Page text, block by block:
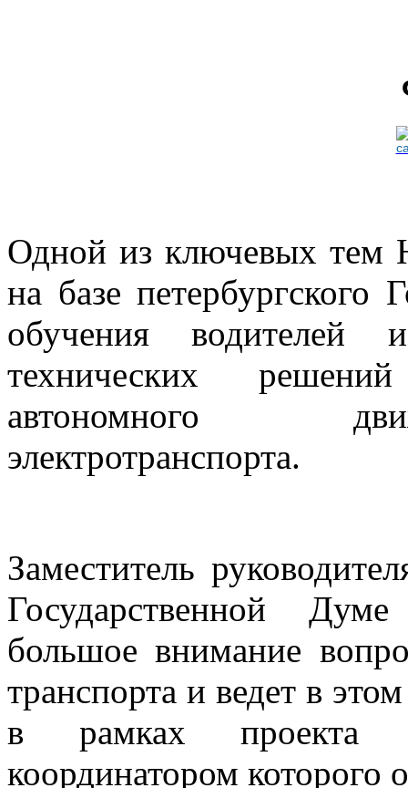
Одной из ключевых тем
на базе петербургского
обучения водителей
технических
автономного
электротранспорта.
Заместитель
Государственной
большое внимание
транспорта и ведет в
в рамках проекта
координатором которого